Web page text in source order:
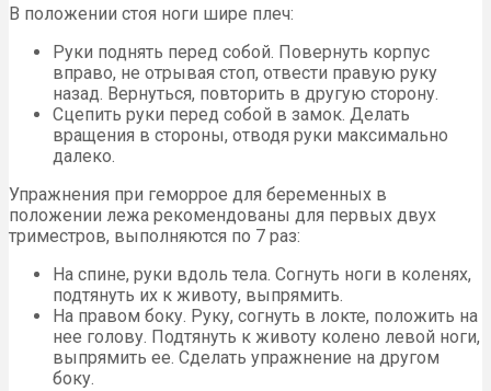
В положении стоя ноги шире плеч:
Руки поднять перед собой. Повернуть корпус
вправо, не отрывая стоп, отвести правую руку
назад. Вернуться, повторить в другую сторону.
Сцепить руки перед собой в замок. Делать
вращения в стороны, отводя руки максимально
далеко.
Упражнения при геморрое для беременных в
положении лежа рекомендованы для первых двух
триместров, выполняются по 7 раз:
На спине, руки вдоль тела. Согнуть ноги в коленях,
подтянуть их к животу, выпрямить.
На правом боку. Руку, согнуть в локте, положить на
нее голову. Подтянуть к животу колено левой ноги,
выпрямить ее. Сделать упражнение на другом
боку.